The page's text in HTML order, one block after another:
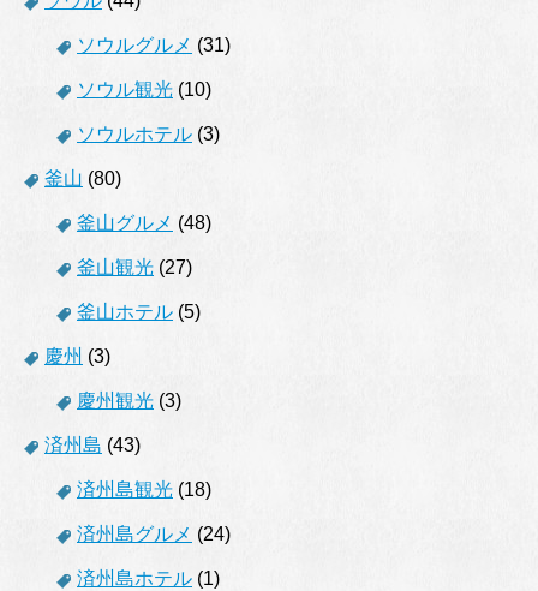
ソウルグルメ (31)
ソウル観光 (10)
ソウルホテル (3)
釜山 (80)
釜山グルメ (48)
釜山観光 (27)
釜山ホテル (5)
慶州 (3)
慶州観光 (3)
済州島 (43)
済州島観光 (18)
済州島グルメ (24)
済州島ホテル (1)